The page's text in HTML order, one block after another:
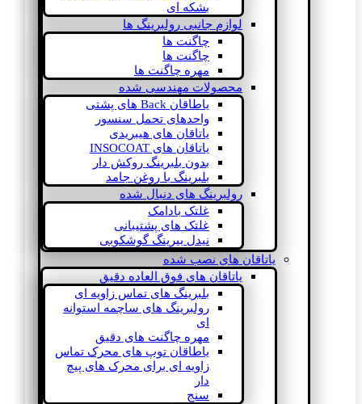
بشکه ای
لوازم جانبی رولبرینگ ها
چاگنت ها
چاگنت ها
مهره چاگنت ها
محصولات مهندسی شده
یاطاقان Back های پشتی
واحدهای تحمل سنسور
یاتاقان های هیبریدی
یاتاقان های INSOCOAT
بدون بلبرینگ روکش دار
بلبرینگ با روغن جامد
رولبرینگ های دنبال شده
غلتک بادامک
غلتک های پشتیبانی
نیدل بیرینگ گوشکوبی
یاتاقان های نصب شده
یاتاقان های فوق العاده دقیق
بلبرینگ های تماس زاویه ای
رولبرینگ های ساچمه استوانه
ای
مهره چاگنت های دقیق
یاطاقان توپ های محرک تماس
زاویه ای برای محرک های پیچ
دار
سنج